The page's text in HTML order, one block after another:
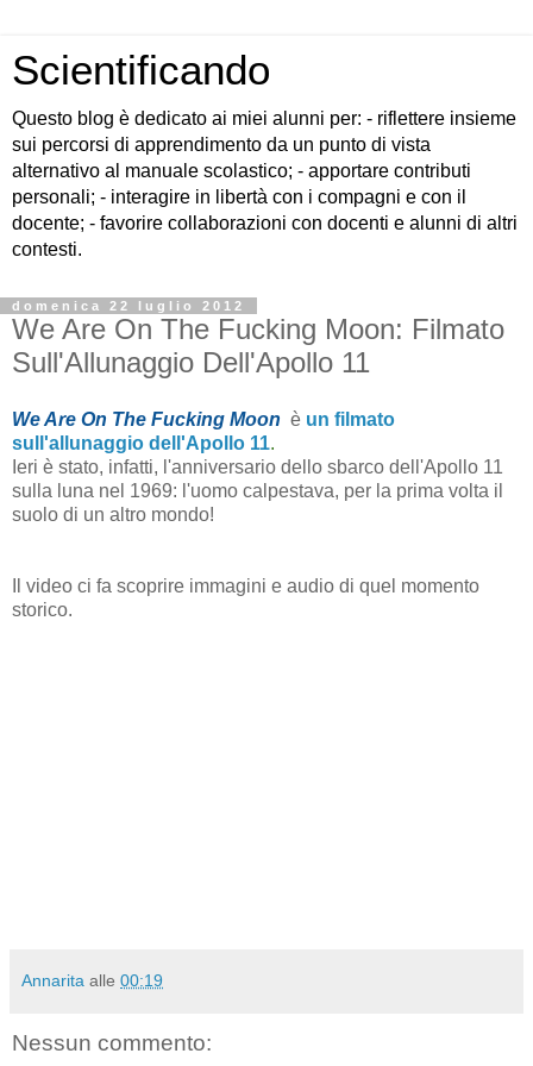
Scientificando
Questo blog è dedicato ai miei alunni per: - riflettere insieme
sui percorsi di apprendimento da un punto di vista
alternativo al manuale scolastico; - apportare contributi
personali; - interagire in libertà con i compagni e con il
docente; - favorire collaborazioni con docenti e alunni di altri
contesti.
domenica 22 luglio 2012
We Are On The Fucking Moon: Filmato
Sull'Allunaggio Dell'Apollo 11
We Are On The Fucking Moon è un filmato
sull'allunaggio dell'Apollo 11.
Ieri è stato, infatti, l'anniversario dello sbarco dell'Apollo 11
sulla luna nel 1969: l'uomo calpestava, per la prima volta il
suolo di un altro mondo!
Il video ci fa scoprire immagini e audio di quel momento
storico.
Annarita alle 00:19
Nessun commento: